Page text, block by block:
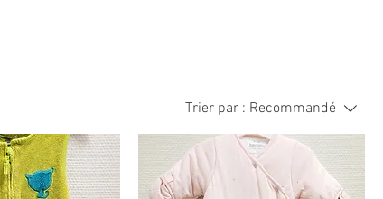
Trier par : Recommandé